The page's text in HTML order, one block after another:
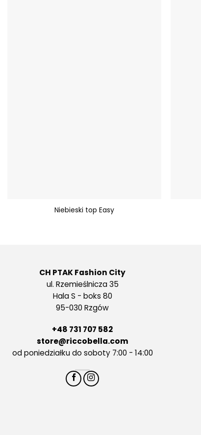
Niebieski top Easy
CH PTAK Fashion City
ul. Rzemieślnicza 35
Hala S - boks 80
95-030 Rzgów
+48 731 707 582
store@riccobella.com
od poniedziałku do soboty 7:00 - 14:00